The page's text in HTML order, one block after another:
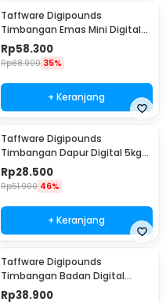
Taffware Digipounds
Timbangan Emas Mini Digital
Multifungsi 500g 0.1g - EK518
Rp58.300
Rp88.900 35%
+ Keranjang
Taffware Digipounds
Timbangan Dapur Digital 5kg
1g Kitchen Scale LCD - B05
Rp28.500
Rp51.900 46%
+ Keranjang
Taffware Digipounds
Timbangan Badan Digital
Scale Battery 0.05kg 180kg -
Rp38.900